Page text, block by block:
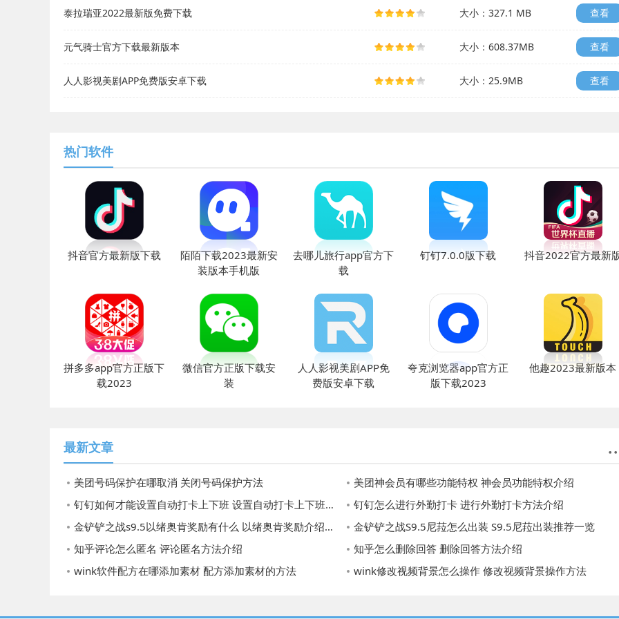
泰拉瑞亚2022最新版免费下载 大小：327.1 MB 查看
元气骑士官方下载最新版本 大小：608.37MB 查看
人人影视美剧APP免费版安卓下载 大小：25.9MB 查看
热门软件
抖音官方最新版下载
陌陌下载2023最新安
装版本手机版
去哪儿旅行app官方下
载
钉钉7.0.0版下载 抖音2022官方最新
拼多多app官方正版下
载2023
微信官方正版下载安
装
人人影视美剧APP免
费版安卓下载
夸克浏览器app官方正
版下载2023
他趣2023最新版本
最新文章
美团号码保护在哪取消 关闭号码保护方法
美团神会员有哪些功能特权 神会员功能特权介绍
钉钉如何才能设置自动打卡上下班 设置自动打卡上下班方法介绍
钉钉怎么进行外勤打卡 进行外勤打卡方法介绍
金铲铲之战s9.5以绪奥肯奖励有什么 以绪奥肯奖励介绍一览
金铲铲之战S9.5尼菈怎么出装 S9.5尼菈出装推荐一览
知乎评论怎么匿名 评论匿名方法介绍
知乎怎么删除回答 删除回答方法介绍
wink软件配方在哪添加素材 配方添加素材的方法
wink修改视频背景怎么操作 修改视频背景操作方法